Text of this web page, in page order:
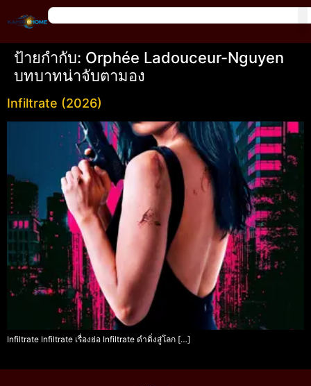
ป้ายกำกับ: Orphée Ladouceur-Nguyen
บทบาทน่าจับตามอง
Infiltrate (2026)
Infiltrate Infiltrate เรื่องย่อ Infiltrate ดำดิ่งสู่โลก […]